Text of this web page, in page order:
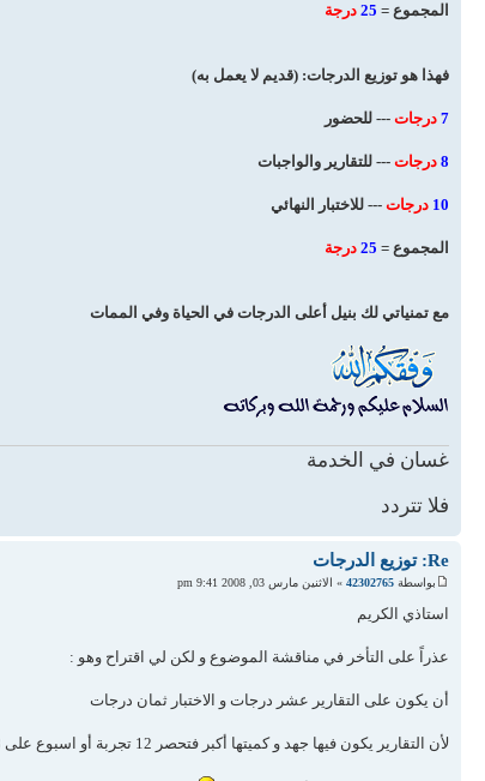
المجموع = 25 درجة
فهذا هو توزيع الدرجات: (قديم لا يعمل به)
7 درجات --- للحضور
8 درجات --- للتقارير والواجبات
10 درجات --- للاختبار النهائي
المجموع = 25 درجة
مع تمنياتي لك بنيل أعلى الدرجات في الحياة وفي الممات
غسان في الخدمة
فلا تتردد
Re: توزيع الدرجات
بواسطة 42302765 » الاثنين مارس 03, 2008 9:41 pm
استاذي الكريم
عذراً على التأخر في مناقشة الموضوع و لكن لي اقتراح وهو :
أن يكون على التقارير عشر درجات و الاختبار ثمان درجات
لأن التقارير يكون فيها جهد و كميتها أكبر فتحصر 12 تجربة أو اسبوع على 8 ثمان درجات